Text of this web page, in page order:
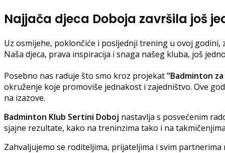
Najjača djeca Doboja završila još
Uz osmijehe, poklončiće i posljednji trening u ovoj
Naša djeca, prava inspiracija i snaga našeg kluba, još
Posebno nas raduje što smo kroz projekat "Badminton
okruženje koje promoviše jednakost i zajedništvo. Ove
na izazove.
Badminton Klub Sertini Doboj nastavlja s posvećenim
sjajne rezultate, kako na treninzima tako i na
Zahvaljujemo se roditeljima, prijateljima i svim partnerima